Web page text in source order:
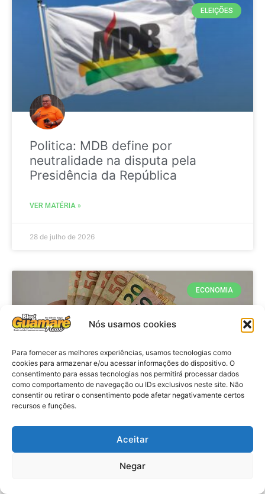
Nós usamos cookies
Para fornecer as melhores experiências, usamos tecnologias como
cookies para armazenar e/ou acessar informações do dispositivo. O
consentimento para essas tecnologias nos permitirá processar dados
como comportamento de navegação ou IDs exclusivos neste site. Não
consentir ou retirar o consentimento pode afetar negativamente certos
recursos e funções.
Aceitar
Negar
ELEIÇÕES
Politica: MDB define por
neutralidade na disputa pela
Presidência da República
VER MATÉRIA »
28 de julho de 2026
ECONOMIA
Economia: Beneficiários com NIS
de final 7 recebem Bolsa Família
de julho